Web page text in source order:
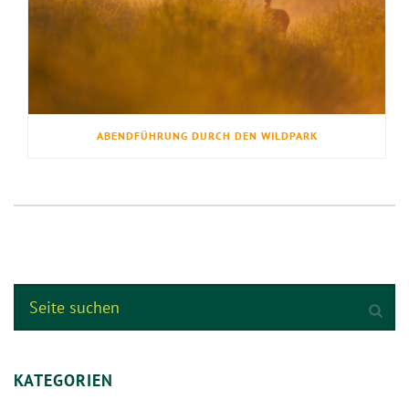
ABENDFÜHRUNG DURCH DEN WILDPARK
KATEGORIEN